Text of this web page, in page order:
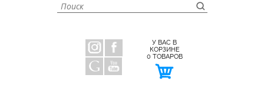
У ВАС В
КОРЗИНЕ
0 ТОВАРОВ